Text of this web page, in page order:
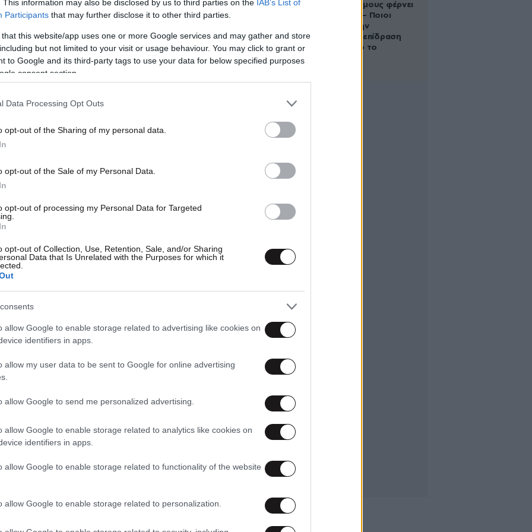
This information may also be disclosed by us to third parties on the IAB’s List of
Participants that may further disclose it to other third parties.
that this website/app uses one or more Google services and may gather and store
but not limited to your visit or usage behaviour. You may click to grant or
to Google and its third-party tags to use your data for below specified purposes
consent section.
Data Processing Opt Outs
opt-out of the Sharing of my personal data.
opt-out of the Sale of my Personal Data.
opt-out of processing my Personal Data for Targeted
opt-out of Collection, Use, Retention, Sale, and/or Sharing
Data that Is Unrelated with the Purposes for which it
allow Google to enable storage related to advertising like cookies on
identifiers in apps.
allow my user data to be sent to Google for online advertising
allow Google to send me personalized advertising.
allow Google to enable storage related to analytics like cookies on
identifiers in apps.
allow Google to enable storage related to functionality of the website
allow Google to enable storage related to personalization.
το Brexit δεν είναι ο μόνος λόγος πίσω
ο βουλευτής του Σουίντον Τζάστιν
η κίνηση της Honda δεν έχει σχέση με το
αύριο το πρωί, προφανώς διέρρευσε
«Δεν έχει σχέση με το Brexit.
να ενισχύσουν την παραγωγή στην
Nissan πριν από δύο εβδομάδες
του SUV της X-Trail στη Βρετανία.
στους Διδύμους φέρνει
ανατροπές – Ποιοι
δέχονται την
ευεργετική επίδραση
του Δία από το